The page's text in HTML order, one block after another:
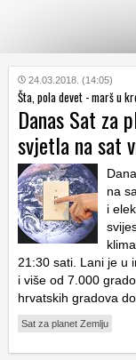
KATEGORIJE
HRVATSKI
WEB
24.03.2018. (14:05)
Šta, pola devet - marš u
Danas Sat za
svjetla na sat
na
i
21:30 sati. Lani je u
i više od 7.000
hrvatskih gradova
Sat za planet Zemlju